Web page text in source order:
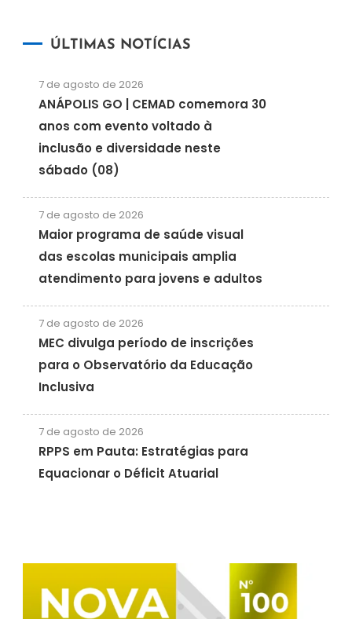
ÚLTIMAS NOTÍCIAS
7 de agosto de 2026
ANÁPOLIS GO | CEMAD comemora 30
anos com evento voltado à
inclusão e diversidade neste
sábado (08)
7 de agosto de 2026
Maior programa de saúde visual
das escolas municipais amplia
atendimento para jovens e adultos
7 de agosto de 2026
MEC divulga período de inscrições
para o Observatório da Educação
Inclusiva
7 de agosto de 2026
RPPS em Pauta: Estratégias para
Equacionar o Déficit Atuarial